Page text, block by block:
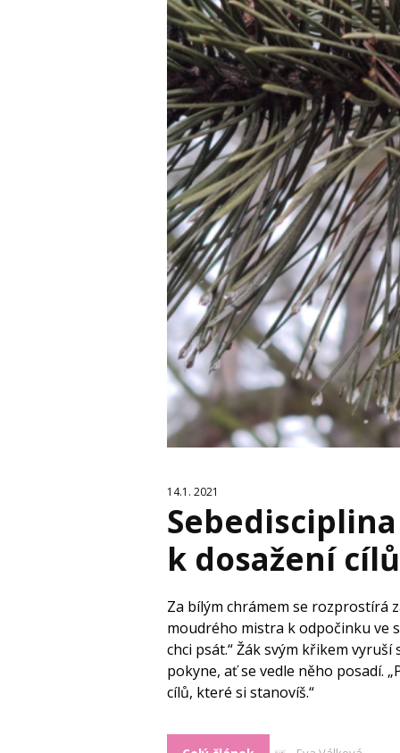
14.1. 2021
k dosažení
Za bílým chrámem se rozprostírá
moudrého mistra k odpočinku ve
chci psát.“ Žák svým křikem
pokyne, ať se vedle něho posadí.
cílů, které si stanovíš.“